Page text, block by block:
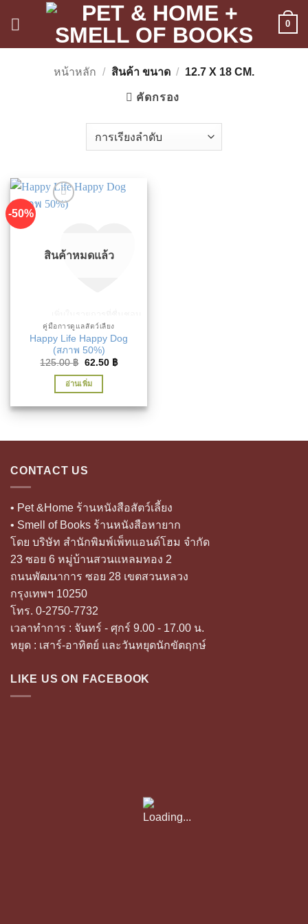
0
หน้าหลัก / สินค้า ขนาด / 12.7 X 18 CM.
คัดกรอง
-50%
สินค้าหมดแล้ว
คู่มือการดูแลสัตว์เลี้ยง
Happy Life Happy Dog
(สภาพ 50%)
125.00฿ Original
was:
125.00 ฿.
62.50 ฿Current
อ่านเพิ่ม
CONTACT US
• Pet &Home ร้านหนังสือสัตว์เลี้ยง
• Smell of Books ร้านหนังสือหายาก
โดย บริษัท สำนักพิมพ์เพ็ทแอนด์โฮม จำกัด
23 ซอย 6 หมู่บ้านสวนแหลมทอง 2
ถนนพัฒนาการ ซอย 28 เขตสวนหลวง
กรุงเทพฯ 10250
โทร. 0-2750-7732
เวลาทำการ : จันทร์ - ศุกร์ 9.00 - 17.00 น.
หยุด : เสาร์-อาทิตย์ และวันหยุดนักขัตฤกษ์
LIKE US ON FACEBOOK